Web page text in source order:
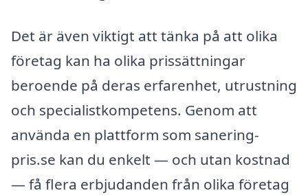
Det är även viktigt att tänka på att olika
företag kan ha olika prissättningar
beroende på deras erfarenhet, utrustning
och specialistkompetens. Genom att
använda en plattform som sanering-
pris.se kan du enkelt — och utan kostnad
— få flera erbjudanden från olika företag